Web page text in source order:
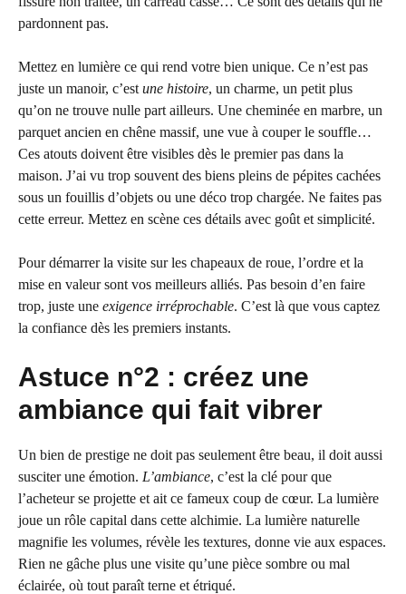
pardonnent pas.
Mettez en lumière ce qui rend votre bien unique. Ce n’est pas
juste un manoir, c’est une histoire, un charme, un petit plus
qu’on ne trouve nulle part ailleurs. Une cheminée en marbre, un
parquet ancien en chêne massif, une vue à couper le souffle…
Ces atouts doivent être visibles dès le premier pas dans la
maison. J’ai vu trop souvent des biens pleins de pépites cachées
sous un fouillis d’objets ou une déco trop chargée. Ne faites pas
cette erreur. Mettez en scène ces détails avec goût et simplicité.
Pour démarrer la visite sur les chapeaux de roue, l’ordre et la
mise en valeur sont vos meilleurs alliés. Pas besoin d’en faire
trop, juste une exigence irréprochable. C’est là que vous captez
la confiance dès les premiers instants.
Astuce n°2 : créez une
ambiance qui fait vibrer
Un bien de prestige ne doit pas seulement être beau, il doit aussi
susciter une émotion. L’ambiance, c’est la clé pour que
l’acheteur se projette et ait ce fameux coup de cœur. La lumière
joue un rôle capital dans cette alchimie. La lumière naturelle
magnifie les volumes, révèle les textures, donne vie aux espaces.
Rien ne gâche plus une visite qu’une pièce sombre ou mal
éclairée, où tout paraît terne et étriqué.